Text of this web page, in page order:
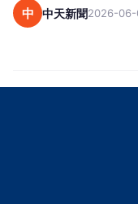
中 中天新聞2026-06-